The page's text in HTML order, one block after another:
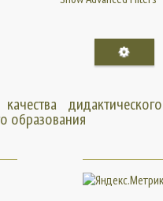
дидактического
образования